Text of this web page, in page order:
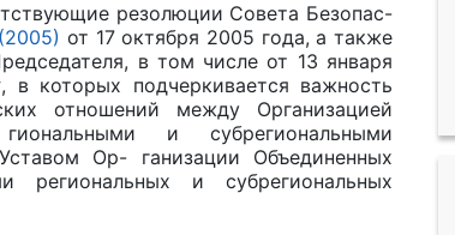
резолюции Совета Безопас-
от 17 октября 2005 года, а также
в том числе от 13 января
, в которых подчеркивается важность
отношений между Организацией
и субрегиональными
Ор- ганизации Объединенных
и субрегиональных